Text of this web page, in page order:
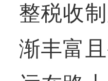
整税收
渐丰富